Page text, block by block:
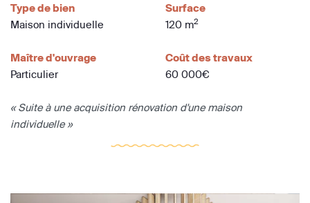
Type de bien
Maison individuelle
Surface
120 m2
Maître d'ouvrage
Particulier
Coût des travaux
60 000€
« Suite à une acquisition rénovation d'une maison
individuelle »